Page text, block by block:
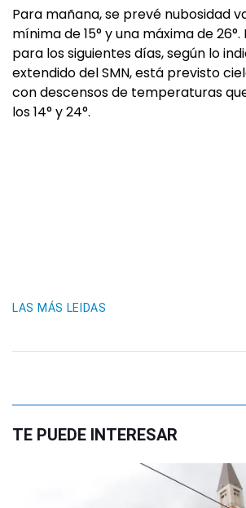
Para mañana, se prevé nubosidad
mínima de 15° y una máxima de
para los siguientes días, según lo
extendido del SMN, está previsto
con descensos de temperaturas
los 14° y 24°.
LAS MÁS LEIDAS
TE PUEDE INTERESAR